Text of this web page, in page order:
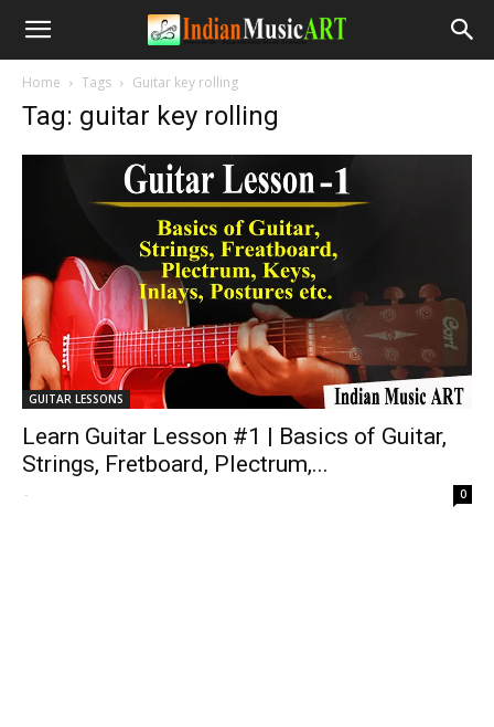
Home Tags Guitar key rolling
Tag: guitar key rolling
GUITAR LESSONS
Learn Guitar Lesson #1 | Basics of Guitar,
Strings, Fretboard, Plectrum,...
- 0